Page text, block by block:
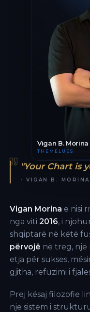
Vigan B. Morina
THEMELUES
"Your Chart is
- VIGAN B. MORINA
Vigan Morina e nisi
nga viti 2016, i
shqiptarë në këtë
përvojë në treg,
etja për sukses,
gjitha, refuzimi i
Prej kësaj filozofie
një sistem i